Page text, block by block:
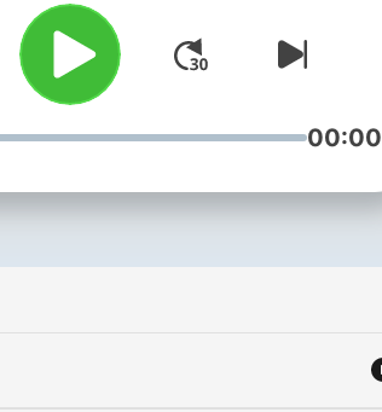
número de colaboradores,
entregando cuidados seguros,
de calidad y de forma
oportuna los paciente. Enfoque
00:00